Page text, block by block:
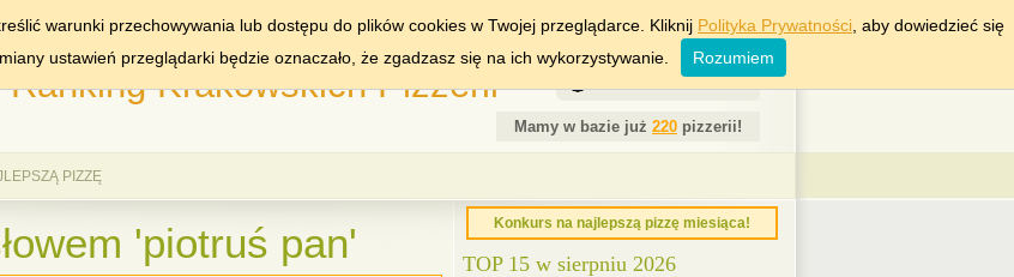
MIASTA: KRAKÓW WARSZAWA WROCŁAW
Krakowskich Pizzerii 8 Sierpień 2026
Mamy w bazie już 220 pizzerii!
PIZZĘ
'piotruś pan' Konkurs na najlepszą pizzę miesiąca!
TOP 15 w sierpniu 2026
warunki przechowywania lub dostępu do plików cookies w Twojej przeglądarce. Kliknij Polityka Prywatności , aby dowiedzieć się
ustawień przeglądarki będzie oznaczało, że zgadzasz się na ich wykorzystywanie.
Rozumiem